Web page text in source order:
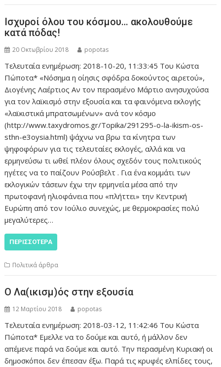
Ισχυροί όλου του κόσμου… ακολουθούμε
κατά πόδας!
20 Οκτωβρίου 2018 popotas
Τελευταία ενημέρωση: 2018-10-20, 11:33:45 Του Κώστα
Πώποτα* «Nόσημα η οίησις σφόδρα δοκούντος αιρετού»,
Διογένης Λαέρτιος Αν τον περασμένο Μάρτιο ανησυχούσα
για τον λαϊκισμό στην εξουσία και τα φαινόμενα εκλογής
«λαϊκιστικά μπρατσωμένων» ανά τον κόσμο
(http://www.taxydromos.gr/Topika/291295-o-la-ikism-os-
sthn-e3oysia.html) ψάχνω να βρω τα κίνητρα των
ψηφοφόρων για τις τελευταίες εκλογές, αλλά και να
ερμηνεύσω τι ωθεί πλέον όλους σχεδόν τους πολιτικούς
ηγέτες να το παίζουν Ρούσβελτ . Για ένα κομμάτι των
εκλογικών τάσεων έχω την ερμηνεία μέσα από την
πρωτοφανή ηλιοφάνεια που «πλήττει» την Κεντρική
Ευρώπη από τον Ιούλιο συνεχώς, με θερμοκρασίες πολύ
μεγαλύτερες…
ΠΕΡΙΣΣΌΤΕΡΑ
Πολιτικά άρθρα
Ο Λα(ικισμ)ός στην εξουσία
12 Μαρτίου 2018 popotas
Τελευταία ενημέρωση: 2018-03-12, 11:42:46 Του Κώστα
Πώποτα* Εμελλε να το δούμε και αυτό, ή μάλλον δεν
απέμενε παρά να δούμε και αυτό. Την περασμένη Κυριακή οι
δημοσκόποι δεν έπεσαν έξω. Παρά τις κρυφές ελπίδες τους,